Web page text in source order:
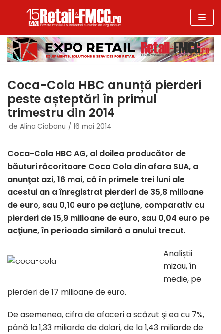
la
conținut
Coca-Cola HBC anunță pierderi
peste așteptări în primul
trimestru din 2014
de Alina Ciobanu 16 mai 2014
Coca-Cola HBC AG, al doilea producător de
băuturi răcoritoare Coca Cola din afara SUA, a
anunţat azi, 16 mai, că în primele trei luni ale
acestui an a înregistrat pierderi de 35,8 milioane
de euro, sau 0,10 euro pe acţiune, comparativ cu
pierderi de 15,9 milioane de euro, sau 0,04 euro pe
acţiune, în perioada similară a anului trecut.
Analiştii
mizau, în
medie, pe
pierderi de 17 milioane de euro.
De asemenea, cifra de afaceri a scăzut şi ea cu 7%,
până la 1,33 miliarde de dolari, de la 1,43 miliarde de